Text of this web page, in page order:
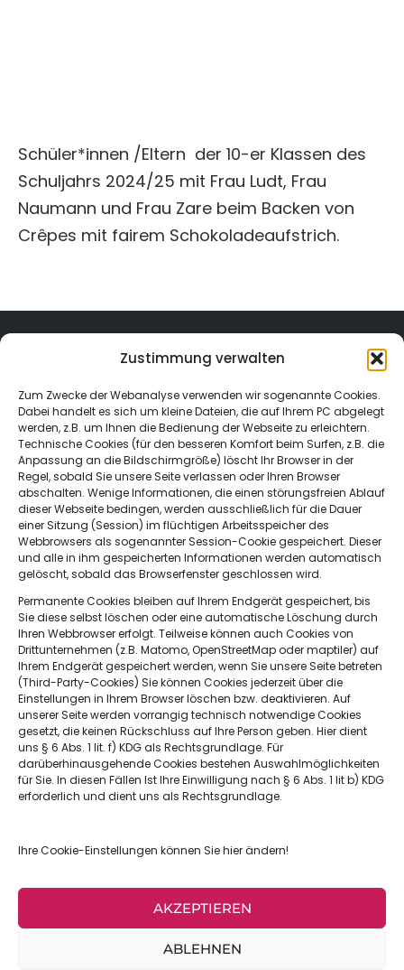
Zustimmung verwalten
Zum Zwecke der Webanalyse verwenden wir sogenannte Cookies.
Dabei handelt es sich um kleine Dateien, die auf Ihrem PC abgelegt
werden, z.B. um Ihnen die Bedienung der Webseite zu erleichtern.
Technische Cookies (für den besseren Komfort beim Surfen, z.B. die
Anpassung an die Bildschirmgröße) löscht Ihr Browser in der
Regel, sobald Sie unsere Seite verlassen oder Ihren Browser
abschalten. Wenige Informationen, die einen störungsfreien Ablauf
dieser Webseite bedingen, werden ausschließlich für die Dauer
einer Sitzung (Session) im flüchtigen Arbeitsspeicher des
Webbrowsers als sogenannter Session-Cookie gespeichert. Dieser
und alle in ihm gespeicherten Informationen werden automatisch
gelöscht, sobald das Browserfenster geschlossen wird.
Permanente Cookies bleiben auf Ihrem Endgerät gespeichert, bis
Sie diese selbst löschen oder eine automatische Löschung durch
Ihren Webbrowser erfolgt. Teilweise können auch Cookies von
Drittunternehmen (z.B. Matomo, OpenStreetMap oder maptiler) auf
Ihrem Endgerät gespeichert werden, wenn Sie unsere Seite betreten
(Third-Party-Cookies) Sie können Cookies jederzeit über die
Einstellungen in Ihrem Browser löschen bzw. deaktivieren. Auf
unserer Seite werden vorrangig technisch notwendige Cookies
gesetzt, die keinen Rückschluss auf Ihre Person geben. Hier dient
uns § 6 Abs. 1 lit. f) KDG als Rechtsgrundlage. Für
darüberhinausgehende Cookies bestehen Auswahlmöglichkeiten
für Sie. In diesen Fällen Ist Ihre Einwilligung nach § 6 Abs. 1 lit b) KDG
erforderlich und dient uns als Rechtsgrundlage.
Ihre Cookie-Einstellungen können Sie hier ändern!
AKZEPTIEREN
ABLEHNEN
Schüler*innen /Eltern der 10-er Klassen des
Schuljahrs 2024/25 mit Frau Ludt, Frau
Naumann und Frau Zare beim Backen von
Crêpes mit fairem Schokoladeaufstrich.
Sachsenweg 3,
66121 Saarbrücken
0681 6683512
Informationen
Downloads
Datenschutz